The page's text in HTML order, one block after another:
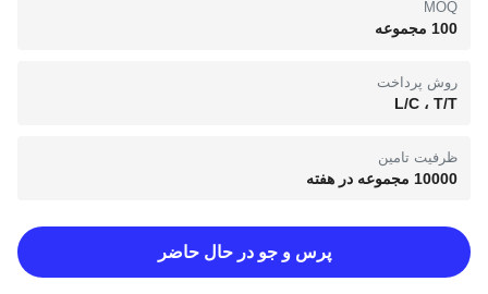
MOQ
100 مجموعه
روش پرداخت
L/C ، T/T
ظرفیت تامین
10000 مجموعه در هفته
پرس و جو در حال حاضر